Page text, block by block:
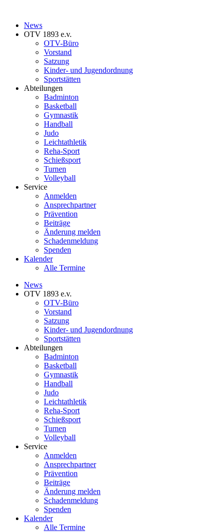
News
OTV 1893 e.v.
OTV-Büro
Vorstand
Satzung
Kinder- und Jugendordnung
Sportstätten
Abteilungen
Badminton
Basketball
Gymnastik
Handball
Judo
Leichtathletik
Reha-Sport
Schießsport
Turnen
Volleyball
Service
Anmelden
Ansprechpartner
Prävention
Beiträge
Änderung melden
Schadenmeldung
Spenden
Kalender
Alle Termine
News
OTV 1893 e.v.
OTV-Büro
Vorstand
Satzung
Kinder- und Jugendordnung
Sportstätten
Abteilungen
Badminton
Basketball
Gymnastik
Handball
Judo
Leichtathletik
Reha-Sport
Schießsport
Turnen
Volleyball
Service
Anmelden
Ansprechpartner
Prävention
Beiträge
Änderung melden
Schadenmeldung
Spenden
Kalender
Alle Termine